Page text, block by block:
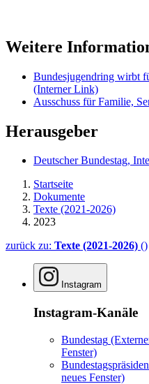
Weitere
Bundesjugendring wirbt
(Interner Link)
Ausschuss für Familie,
Herausgeber
Deutscher Bundestag,
Startseite
Dokumente
Texte (2021-2026)
2023
zurück zu: Texte (2021-2026) ()
Instagram
Instagram-Kanäle
Bundestag
Fenster)
neues Fenster)